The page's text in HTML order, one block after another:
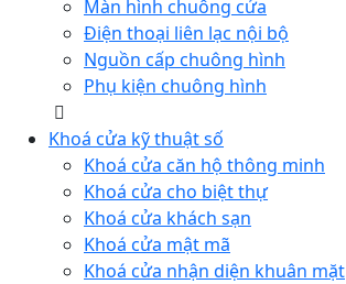
Màn hình chuông cửa
Điện thoại liên lạc nội bộ
Nguồn cấp chuông hình
Phụ kiện chuông hình
Khoá cửa kỹ thuật số
Khoá cửa căn hộ thông minh
Khoá cửa cho biệt thự
Khoá cửa khách sạn
Khoá cửa mật mã
Khoá cửa nhận diện khuân mặt